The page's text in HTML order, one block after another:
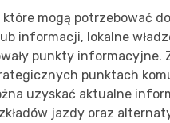
które mogą potrzebować
informacji, lokalne
punkty informacyjne.
punktach
uzyskać aktualne
jazdy oraz